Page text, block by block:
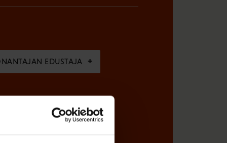
EDUSTAJA